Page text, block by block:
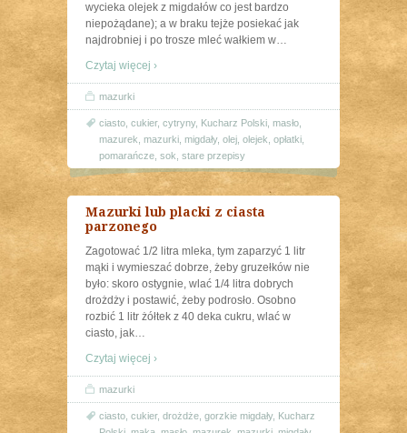
wycieka olejek z migdałów co jest bardzo
niepożądane); a w braku tejże posiekać jak
najdrobniej i po trosze mleć wałkiem w…
Czytaj więcej ›
mazurki
ciasto cukier, cytryny, Kucharz Polski masło
mazurek mazurki migdały, olej olejek opłatki
pomarańcze sok stare przepisy
Mazurki lub placki z ciasta
parzonego
Zagotować 1/2 litra mleka, tym zaparzyć 1 litr
mąki i wymieszać dobrze, żeby gruzełków nie
było: skoro ostygnie, wlać 1/4 litra dobrych
drożdży i postawić, żeby podrosło. Osobno
rozbić 1 litr żółtek z 40 deka cukru, wlać w
ciasto, jak…
Czytaj więcej ›
mazurki
ciasto cukier, drożdże gorzkie migdały, Kucharz